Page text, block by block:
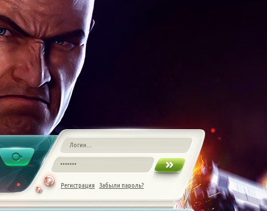
Регистрация Забыли пароль?